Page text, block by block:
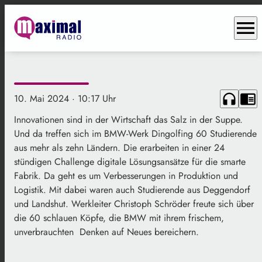
menu
10. Mai 2024 · 10:17 Uhr headphones chrome_reader_mode
Innovationen sind in der Wirtschaft das Salz in der Suppe.
Und da treffen sich im BMW-Werk Dingolfing 60 Studierende
aus mehr als zehn Ländern. Die erarbeiten in einer 24
stündigen Challenge digitale Lösungsansätze für die smarte
Fabrik. Da geht es um Verbesserungen in Produktion und
Logistik. Mit dabei waren auch Studierende aus Deggendorf
und Landshut. Werkleiter Christoph Schröder freute sich über
die 60 schlauen Köpfe, die BMW mit ihrem frischem,
unverbrauchten Denken auf Neues bereichern.